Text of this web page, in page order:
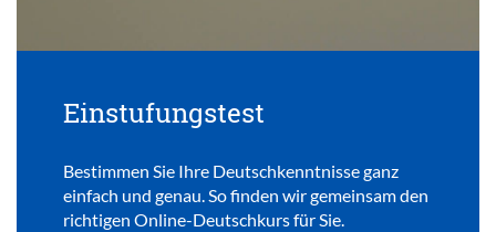
Einstufungstest
Bestimmen Sie Ihre Deutschkenntnisse ganz
einfach und genau. So finden wir gemeinsam den
richtigen Online-Deutschkurs für Sie.